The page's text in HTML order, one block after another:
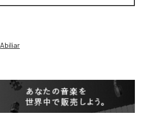
Abiliar